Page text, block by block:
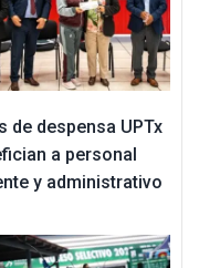
de despensa UPTx
a personal
y administrativo